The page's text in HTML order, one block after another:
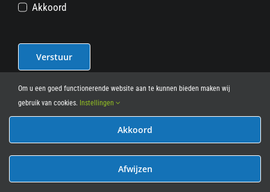
Akkoord
Verstuur
© 2012 - 2026• Leasy Bike • All Rights Reserved • powered
Om u een goed functionerende website aan te kunnen bieden maken wij
gebruik van cookies. Instellingen
Akkoord
Afwijzen